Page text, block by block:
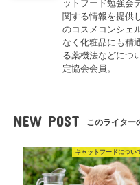
ットフード勉強会
関する情報を提供
のコスメコンシェ
なく化粧品にも精
る薬機法などにつ
定協会会員。
NEW POST このライター
キャットフードについ